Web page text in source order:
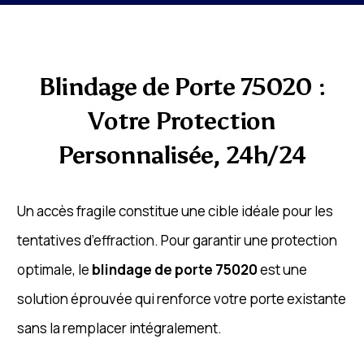
Blindage de Porte 75020 :
Votre Protection
Personnalisée, 24h/24
Un accès fragile constitue une cible idéale pour les
tentatives d’effraction. Pour garantir une protection
optimale, le blindage de porte 75020est une
solution éprouvée qui renforce votre porte existante
sans la remplacer intégralement.